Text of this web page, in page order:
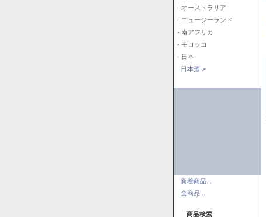
- オーストラリア
- ニュージーランド
- 南アフリカ
- モロッコ
- 日本
日本酒->
新着商品...
全商品...
商品検索